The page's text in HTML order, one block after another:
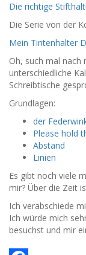
Die richtige
Die Serie von der
Mein Tintenhalter
Oh, such mal nach
unterschiedliche
Schreibtische
Grundlagen:
der
Please hold
Abstand
Linien
Es gibt noch viele
mir? Über die Zeit
Ich verabschiede
Ich würde mich
besuchst und mir